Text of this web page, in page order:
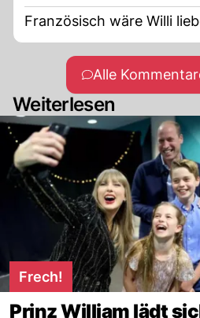
Französisch wäre Willi
Alle
Weiterlesen
Frech!
Prinz William lädt